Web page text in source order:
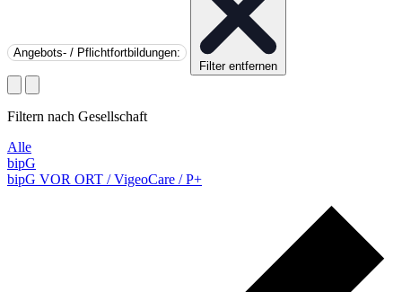
Angebots- / Pflichtfortbildungen:
Filter entfernen
Filtern nach Gesellschaft
Alle
bipG
bipG VOR ORT / VigeoCare / P+